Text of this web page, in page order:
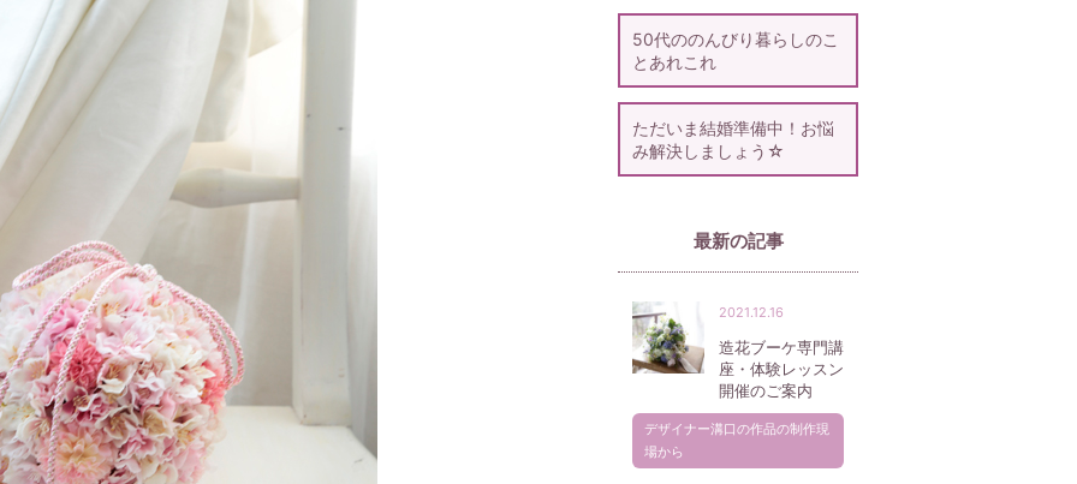
50代ののんびり暮らしのこ
とあれこれ
ただいま結婚準備中！お悩
み解決しましょう☆
最新の記事
2021.12.16
造花ブーケ専門講
座・体験レッスン
開催のご案内
デザイナー溝口の作品の制作現
場から